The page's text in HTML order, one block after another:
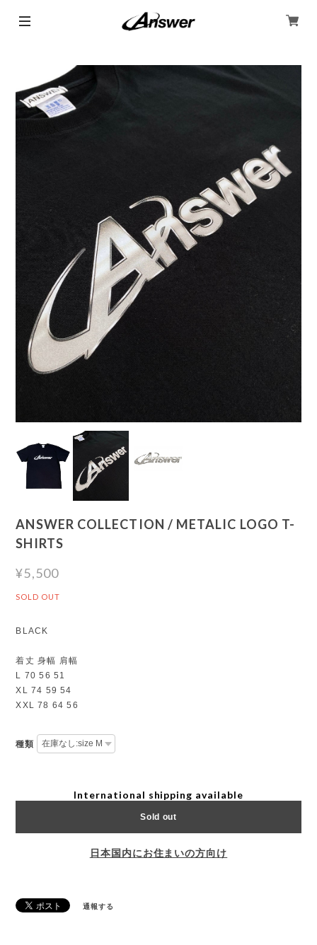
ANSWER COLLECTION / METALIC LOGO T-
SHIRTS
¥5,500
SOLD OUT
BLACK
着丈 身幅 肩幅
L 70 56 51
XL 74 59 54
XXL 78 64 56
種類
International shipping available
Sold out
日本国内にお住まいの方向け
通報する